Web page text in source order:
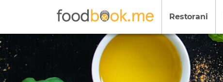
Restorani